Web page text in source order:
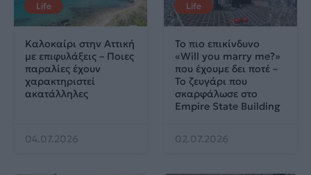
Life
Καλοκαίρι στην Αττική
με επιφυλάξεις – Ποιες
παραλίες έχουν
χαρακτηριστεί
ακατάλληλες
04.07.2026
Life
Το πιο επικίνδυνο
«Will you marry me?»
που έχουμε δει ποτέ –
Το ζευγάρι που
σκαρφάλωσε στο
Empire State Building
02.07.2026